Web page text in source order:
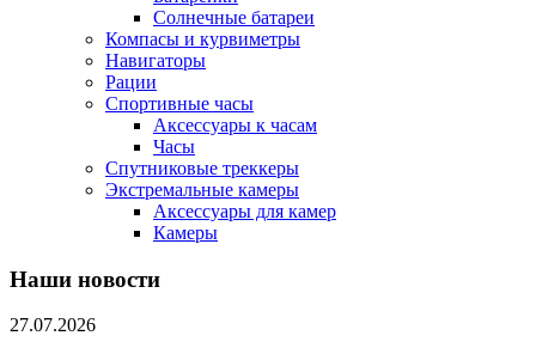
Солнечные батареи
Компасы и курвиметры
Навигаторы
Рации
Спортивные часы
Аксессуары к часам
Часы
Спутниковые треккеры
Экстремальные камеры
Аксессуары для камер
Камеры
Наши новости
27.07.2026